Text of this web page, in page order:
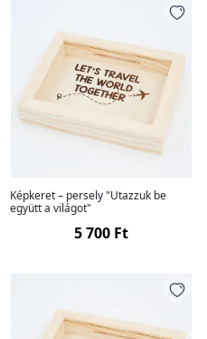
Képkeret – persely "Utazzuk be
együtt a világot"
5 700 Ft